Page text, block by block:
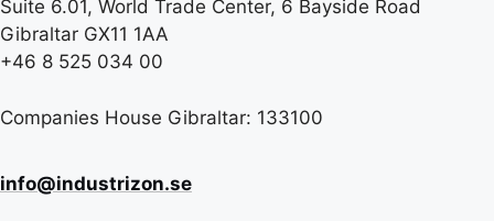
Suite 6.01, World Trade Center, 6 Bayside Road
Gibraltar GX11 1AA
+46 8 525 034 00
Companies House Gibraltar: 133100
info@industrizon.se